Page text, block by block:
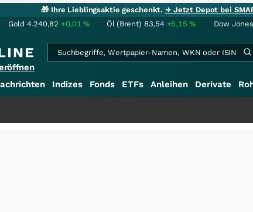
🎁 Ihre Lieblingsaktie geschenkt.→ Jetzt Depot bei
Gold 4.240,82 +0,01% Öl (Brent) 83,54 +5,15% Dow Jones
Indizes Fonds ETFs Anleihen Derivate